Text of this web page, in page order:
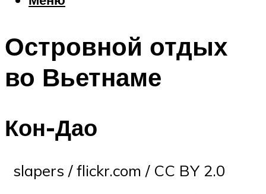
Шоппинг
Что посетить
Островной отдых
во Вьетнаме
Кон-Дао
slapers / flickr.com / CC BY 2.0